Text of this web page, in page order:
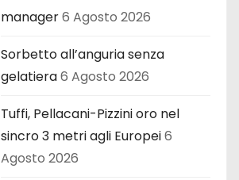
manager6 Agosto 2026
Sorbetto all’anguria senza
gelatiera6 Agosto 2026
Tuffi, Pellacani-Pizzini oro nel
sincro 3 metri agli Europei6
Agosto 2026